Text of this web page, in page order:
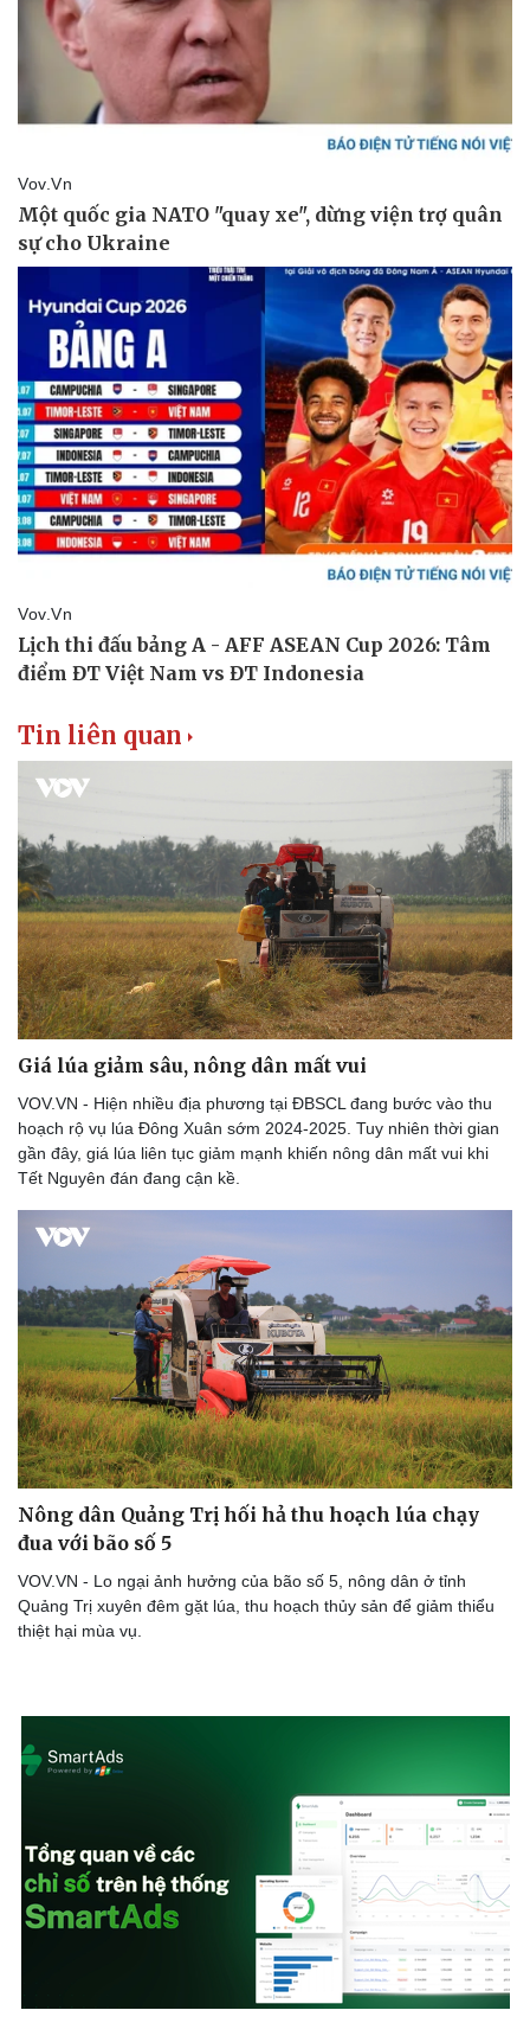
Doanh nghiệp
Doanh nhân
Vì cộng đồng
Sành điệu
Chuyển đổi số
Sức khỏe
Sản phụ khoa
Nhi khoa
Nam khoa
Làm đẹp - giảm cân
Nhà đẹp
Blog
Tình yêu - Gia đình
Tin liên quan
Giá lúa giảm sâu, nông dân mất vui
VOV.VN - Hiện nhiều địa phương tại ĐBSCL đang bước vào thu
hoạch rộ vụ lúa Đông Xuân sớm 2024-2025. Tuy nhiên thời gian
gần đây, giá lúa liên tục giảm mạnh khiến nông dân mất vui khi
Tết Nguyên đán đang cận kề.
Nông dân Quảng Trị hối hả thu hoạch lúa chạy
đua với bão số 5
VOV.VN - Lo ngại ảnh hưởng của bão số 5, nông dân ở tỉnh
Quảng Trị xuyên đêm gặt lúa, thu hoạch thủy sản để giảm thiểu
thiệt hại mùa vụ.